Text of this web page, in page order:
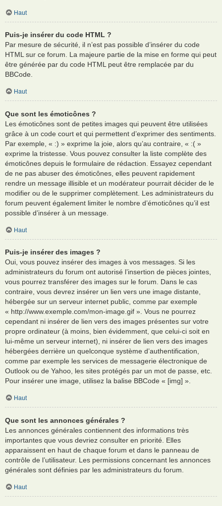
Haut
Puis-je insérer du code HTML ?
Par mesure de sécurité, il n’est pas possible d’insérer du code
HTML sur ce forum. La majeure partie de la mise en forme qui peut
être générée par du code HTML peut être remplacée par du
BBCode.
Haut
Que sont les émoticônes ?
Les émoticônes sont de petites images qui peuvent être utilisées
grâce à un code court et qui permettent d’exprimer des sentiments.
Par exemple, « :) » exprime la joie, alors qu’au contraire, « :( »
exprime la tristesse. Vous pouvez consulter la liste complète des
émoticônes depuis le formulaire de rédaction. Essayez cependant
de ne pas abuser des émoticônes, elles peuvent rapidement
rendre un message illisible et un modérateur pourrait décider de le
modifier ou de le supprimer complètement. Les administrateurs du
forum peuvent également limiter le nombre d’émoticônes qu’il est
possible d’insérer à un message.
Haut
Puis-je insérer des images ?
Oui, vous pouvez insérer des images à vos messages. Si les
administrateurs du forum ont autorisé l’insertion de pièces jointes,
vous pourrez transférer des images sur le forum. Dans le cas
contraire, vous devrez insérer un lien vers une image distante,
hébergée sur un serveur internet public, comme par exemple
« http://www.exemple.com/mon-image.gif ». Vous ne pourrez
cependant ni insérer de lien vers des images présentes sur votre
propre ordinateur (à moins, bien évidemment, que celui-ci soit en
lui-même un serveur internet), ni insérer de lien vers des images
hébergées derrière un quelconque système d’authentification,
comme par exemple les services de messagerie électronique de
Outlook ou de Yahoo, les sites protégés par un mot de passe, etc.
Pour insérer une image, utilisez la balise BBCode « [img] ».
Haut
Que sont les annonces générales ?
Les annonces générales contiennent des informations très
importantes que vous devriez consulter en priorité. Elles
apparaissent en haut de chaque forum et dans le panneau de
contrôle de l’utilisateur. Les permissions concernant les annonces
générales sont définies par les administrateurs du forum.
Haut